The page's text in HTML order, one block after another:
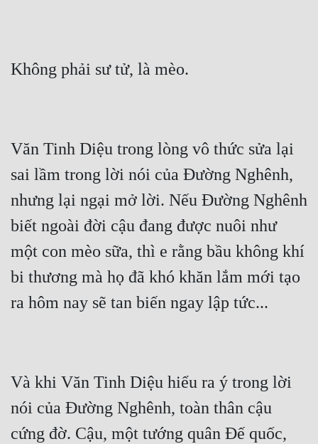
Văn Tinh Diệu trong lòng vô thức sửa lại
sai lầm trong lời nói của Đường Nghênh,
nhưng lại ngại mở lời. Nếu Đường Nghênh
biết ngoài đời cậu đang được nuôi như
một con mèo sữa, thì e rằng bầu không khí
bi thương mà họ đã khó khăn lắm mới tạo
Và khi Văn Tinh Diệu hiểu ra ý trong lời
nói của Đường Nghênh, toàn thân cậu
cứng đờ. Cậu, một tướng quân Đế quốc,